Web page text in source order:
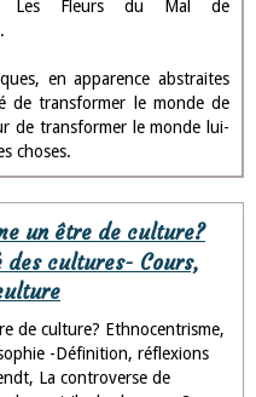
Les Fleurs du Mal de
en apparence abstraites
de transformer le monde de
de transformer le monde lui-
choses.
un être de culture?
cultures- Cours,
de culture? Ethnocentrisme,
-Définition, réflexions
La controverse de